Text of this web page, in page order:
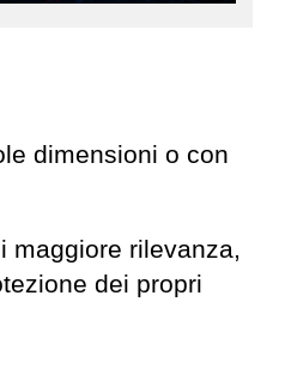
dimensioni o con
maggiore rilevanza,
dei propri